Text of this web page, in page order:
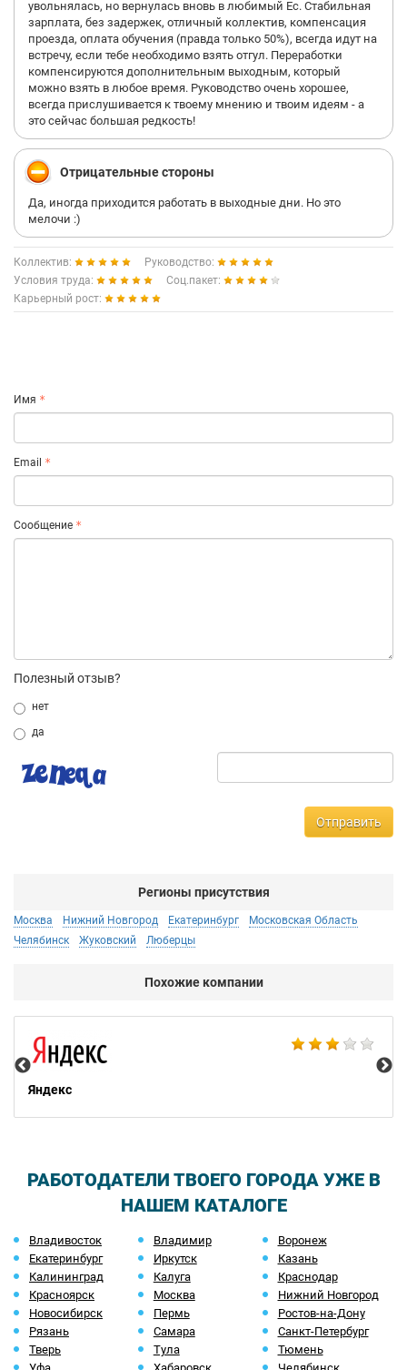
увольнялась, но вернулась вновь в любимый Ес. Стабильная
зарплата, без задержек, отличный коллектив, компенсация
проезда, оплата обучения (правда только 50%), всегда идут на
встречу, если тебе необходимо взять отгул. Переработки
компенсируются дополнительным выходным, который
можно взять в любое время. Руководство очень хорошее,
всегда прислушивается к твоему мнению и твоим идеям - а
это сейчас большая редкость!
Отрицательные стороны
Да, иногда приходится работать в выходные дни. Но это
мелочи :)
Коллектив:
Руководство:
Условия труда:
Соц.пакет:
Карьерный рост:
Имя
Email
Сообщение
Полезный отзыв?
нет
да
Отправить
Регионы присутствия
Москва Нижний Новгород Екатеринбург
Московская Область
Челябинск
Жуковский Люберцы
Похожие компании
Яндекс
РАБОТОДАТЕЛИ ТВОЕГО ГОРОДА УЖЕ В
НАШЕМ КАТАЛОГЕ
Владивосток Владимир
Воронеж
Екатеринбург
Иркутск
Казань
Калининград
Калуга
Краснодар
Красноярск
Москва
Нижний Новгород
Новосибирск
Пермь
Ростов-на-Дону
Рязань
Самара
Санкт-Петербург
Тверь
Тула
Тюмень